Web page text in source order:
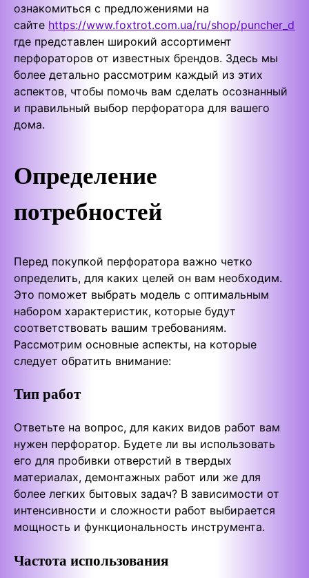
ознакомиться с предложениями на
сайте https://www.foxtrot.com.ua/ru/shop/
где представлен широкий ассортимент
перфораторов от известных брендов. Здесь мы
более детально рассмотрим каждый из этих
аспектов, чтобы помочь вам сделать осознанный
и правильный выбор перфоратора для вашего
дома.
Определение
потребностей
Перед покупкой перфоратора важно четко
определить, для каких целей он вам необходим.
Это поможет выбрать модель с оптимальным
набором характеристик, которые будут
соответствовать вашим требованиям.
Рассмотрим основные аспекты, на которые
следует обратить внимание:
Тип работ
Ответьте на вопрос, для каких видов работ вам
нужен перфоратор. Будете ли вы использовать
его для пробивки отверстий в твердых
материалах, демонтажных работ или же для
более легких бытовых задач? В зависимости от
интенсивности и сложности работ выбирается
мощность и функциональность инструмента.
Частота использования